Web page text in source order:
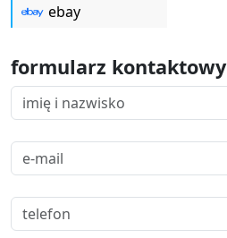
ebay
formularz kontaktowy